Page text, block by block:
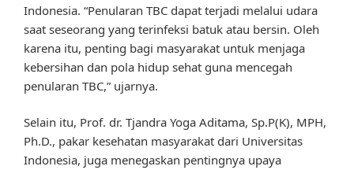
Indonesia. “Penularan TBC dapat terjadi melalui udara
saat seseorang yang terinfeksi batuk atau bersin. Oleh
karena itu, penting bagi masyarakat untuk menjaga
kebersihan dan pola hidup sehat guna mencegah
penularan TBC,” ujarnya.
Selain itu, Prof. dr. Tjandra Yoga Aditama, Sp.P(K), MPH,
Ph.D., pakar kesehatan masyarakat dari Universitas
Indonesia, juga menegaskan pentingnya upaya